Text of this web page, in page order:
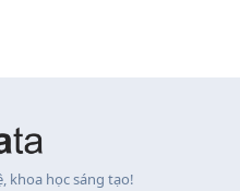
khoa học sáng tạo!